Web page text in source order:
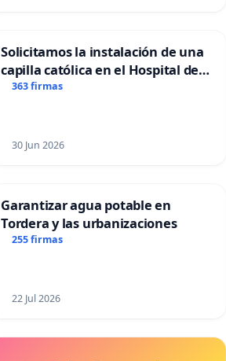
Solicitamos la instalación de una
capilla católica en el Hospital de
Alcañiz
363 firmas
30 Jun 2026
Garantizar agua potable en
Tordera y las urbanizaciones
255 firmas
22 Jul 2026